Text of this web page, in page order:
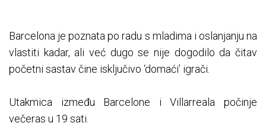
Barcelona je poznata po radu s mladima i oslanjanju na
vlastiti kadar, ali već dugo se nije dogodilo da čitav
početni sastav čine isključivo ‘domaći’ igrači.
Utakmica između Barcelone i Villarreala počinje
večeras u 19 sati.